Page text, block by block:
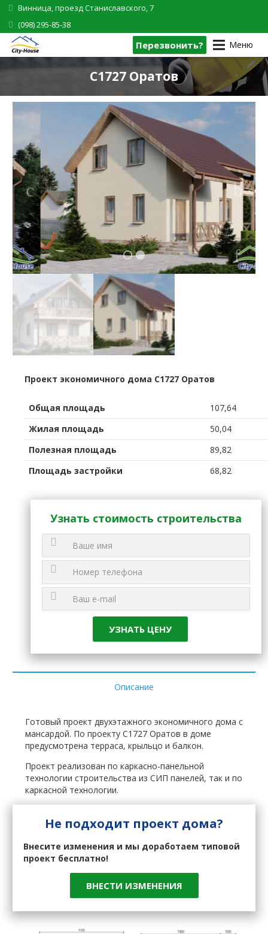
Винница, проезд Станиславского, 7
(098) 295-85-38
Перезвонить? Меню
C1727 Оратов
1 2
Проект экономичного дома C1727 Оратов
Общая площадь
107,64
Жилая площадь
50,04
Полезная площадь
89,82
Площадь застройки
68,82
Узнать стоимость строительства
Описание
Готовый проект двухэтажного экономичного дома с
мансардой. По проекту C1727 Оратов в доме
предусмотрена терраса, крыльцо и балкон.
Проект реализован по каркасно-панельной
технологии строительства из СИП панелей, так и по
каркасной технологии.
Не подходит проект дома?
Внесите изменения и мы доработаем типовой
проект бесплатно!
ВНЕСТИ ИЗМЕНЕНИЯ